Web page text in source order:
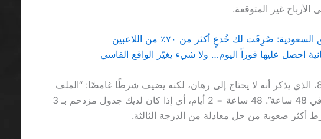
صُرِفَت لك خُدعٍ أكثر من ٧٠٪ من اللاعبين
وهنا يأتي دور 888casino، الذي يذكر أنه لا يحتاج إلى رهان، لكنه يضيف شرطًا غامضًا: “الملف
الشخصي يجب أن يُكمل في 48 ساعة”. 48 ساعة = 2 أيام، أي إذا كان لديك جدول مزدحم بـ 3
أكثر صعوبة من حل معادلة من الدرجة الثالثة.